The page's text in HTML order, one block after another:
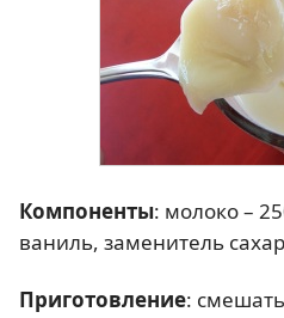
Компоненты: молоко –
ваниль, заменитель
Приготовление: